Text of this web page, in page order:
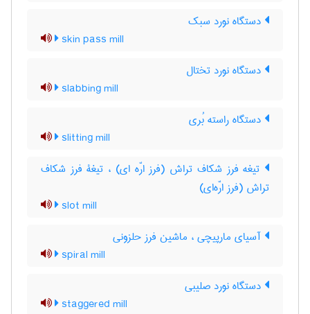
دستگاه نورد سبک
skin pass mill
دستگاه نورد تختال
slabbing mill
دستگاه راسته بُری
slitting mill
تیغه فرز شکاف تراش (فرز ارّه ای) ، تیغۀ فرز شکاف
تراش (فرز ارّه‌ای)
slot mill
آسیای مارپیچی ، ماشین فرز حلزونی
spiral mill
دستگاه نورد صلیبی
staggered mill